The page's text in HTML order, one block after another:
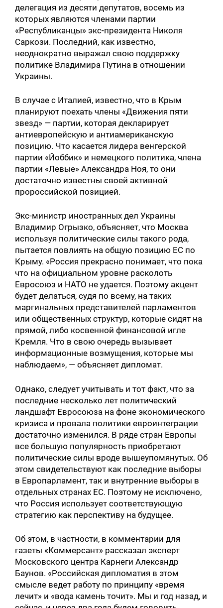
делегация из десяти депутатов, восемь из
которых являются членами партии
«Республиканцы» экс-президента Николя
Саркози. Последний, как известно,
неоднократно выражал свою поддержку
политике Владимира Путина в отношении
Украины.
В случае с Италией, известно, что в Крым
планируют поехать члены «Движения пяти
звезд» — партии, которая декларирует
антиевропейскую и антиамериканскую
позицию. Что касается лидера венгерской
партии «Йоббик» и немецкого политика, члена
партии «Левые» Александра Ноя, то они
достаточно известны своей активной
пророссийской позицией.
Экс-министр иностранных дел Украины
Владимир Огрызко, объясняет, что Москва
используя политические силы такого рода,
пытается повлиять на общую позицию ЕС по
Крыму. «Россия прекрасно понимает, что пока
что на официальном уровне расколоть
Евросоюз и НАТО не удается. Поэтому акцент
будет делаться, судя по всему, на таких
маргинальных представителей парламентов
или общественных структур, которые сидят на
прямой, либо косвенной финансовой игле
Кремля. Что в свою очередь вызывает
информационные возмущения, которые мы
наблюдаем», — объясняет дипломат.
Однако, следует учитывать и тот факт, что за
последние несколько лет политический
ландшафт Евросоюза на фоне экономического
кризиса и провала политики евроинтеграции
достаточно изменился. В ряде стран Европы
все большую популярность приобретают
политические силы вроде вышеупомянутых. Об
этом свидетельствуют как последние выборы
в Европарламент, так и внутренние выборы в
отдельных странах ЕС. Поэтому не исключено,
что Россия использует соответствующую
стратегию как перспективу на будущее.
Об этом, в частности, в комментарии для
газеты «Коммерсант» рассказал эксперт
Московского центра Карнеги Александр
Баунов. «Российская дипломатия в этом
смысле ведет работу по принципу «время
лечит» и «вода камень точит». Мы и год назад, и